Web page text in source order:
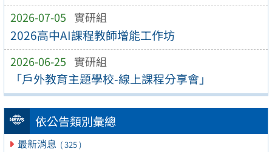
2026-07-05 實研組
2026高中AI課程教師增能工作坊
2026-06-25 實研組
「戶外教育主題學校-線上課程分享會」
依公告類別彙總
最新消息 ( 325 )